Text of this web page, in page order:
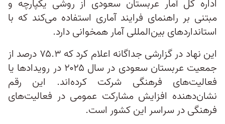
اداره کل آمار عربستان سعودی از روشی یکپارچه و
مبتنی بر راهنمای فرایند آماری استفاده می‌کند که با
استانداردهای بین‌المللی آمار همخوانی دارد.
این نهاد در گزارشی جداگانه اعلام کرد که ۷۵.۳ درصد از
جمعیت عربستان سعودی در سال ۲۰۲۵ در رویدادها یا
فعالیت‌های فرهنگی شرکت کرده‌اند. این رقم
نشان‌دهنده افزایش مشارکت عمومی در فعالیت‌های
فرهنگی در سراسر این کشور است.